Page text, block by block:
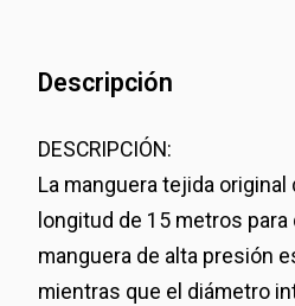
Descripción
DESCRIPCIÓN:
La manguera tejida
longitud de 15 metros
manguera de alta presión
mientras que el diámetro